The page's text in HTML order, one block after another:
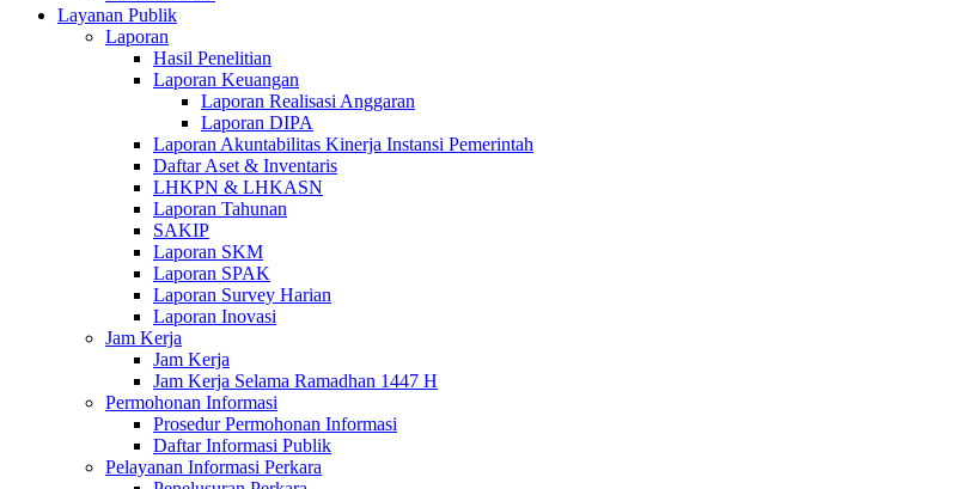
Layanan Publik
Laporan
Hasil Penelitian
Laporan Keuangan
Laporan Realisasi Anggaran
Laporan DIPA
Laporan Akuntabilitas Kinerja Instansi Pemerintah
Daftar Aset & Inventaris
LHKPN & LHKASN
Laporan Tahunan
SAKIP
Laporan SKM
Laporan SPAK
Laporan Survey Harian
Laporan Inovasi
Jam Kerja
Jam Kerja
Jam Kerja Selama Ramadhan 1447 H
Permohonan Informasi
Prosedur Permohonan Informasi
Daftar Informasi Publik
Pelayanan Informasi Perkara